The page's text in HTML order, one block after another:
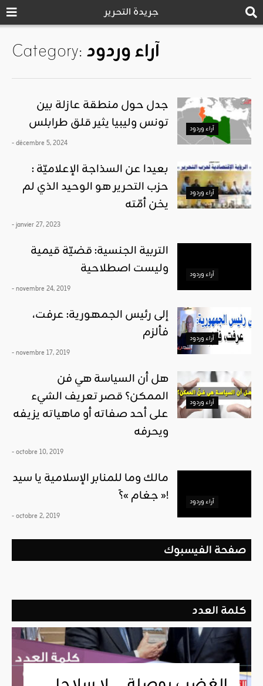
جريدة التحرير
Category:آراء وردود
آراء وردود
جدل حول منطقة عازلة بين
تونس وليبيا يثير قلق طرابلس
- décembre 5, 2024
آراء وردود
بعيدا عن السذاجة الإعلاميّة :
حزب التحرير هو الوحيد الذي لم
يخن أمّته
- janvier 27, 2023
آراء وردود
التربية الجنسية: قضيّة قيمية
وليست اصطلاحية
- novembre 24, 2019
آراء وردود
إلى رئيس الجمهورية: عرفت،
فألزم
- novembre 17, 2019
آراء وردود
هل أن السياسة هي فن
الممكن؟ قصر تعريف الشيء
على أحد صفاته أو ماهياته يزيفه
ويحرفه
- octobre 10, 2019
آراء وردود
مالك وما للمنابر الإسلامية يا سيد
« جغام »؟َ!
- octobre 2, 2019
صفحة الفيسبوك
كلمة العدد